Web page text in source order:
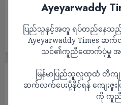
Ayeyarwaddy
ပြည်သူနှင့်အတူ ရပ်တည်နေသ
Ayeyarwaddy Times
သင်၏ကူညီထောက်ပံ့မှု အ
မြန်မာပြည်သူလူထုထံ တိကျ
ဆက်လက်ပေးပို့နိုင်ရန် ကျေးဇူးပ
ကို ကူညီ
သည့် ကောလာဟလ ထွက်ပေါ်နေပြီး
သဘာဝဘေးစီခံခန့်ခွဲမှုဥပဒေဖြင့်အရ
လာမည့် ၂၁ ရက်နေ့တွင်